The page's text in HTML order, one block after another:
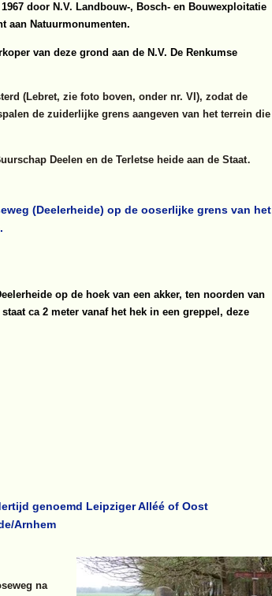
door N.V. Landbouw-, Bosch- en Bouwexploitatie
aan Natuurmonumenten.
van deze grond aan de N.V. De Renkumse
(Lebret, zie foto boven, onder nr. VI), zodat de
de zuiderlijke grens aangeven van het terrein die
Deelen en de Terletse heide aan de Staat.
(Deelerheide) op de ooserlijke grens van het
op de hoek van een akker, ten noorden van
staat ca 2 meter vanaf het hek in een greppel, deze
genoemd Leipziger Alléé of Oost
Arnhem
na